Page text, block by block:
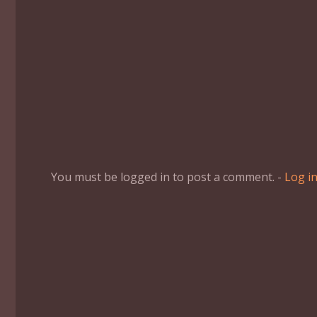
You must be logged in to post a comment. - Log in